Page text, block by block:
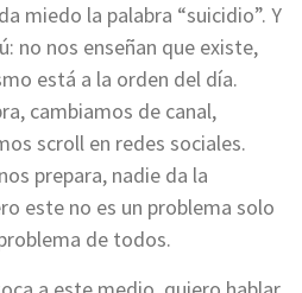
miedo la palabra “suicidio”. Y
no nos enseñan que existe,
está a la orden del día.
cambiamos de canal,
scroll en redes sociales.
prepara, nadie da la
este no es un problema solo
de todos.